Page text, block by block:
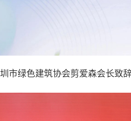
市绿色建筑协会剪爱森会长致